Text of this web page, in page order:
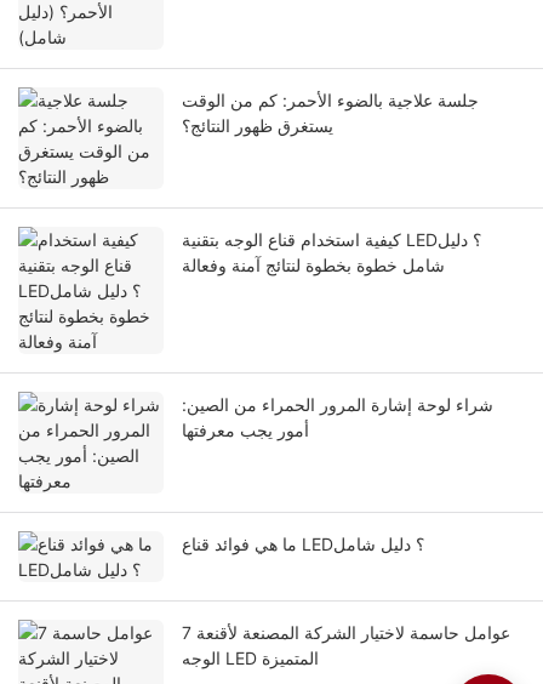
جلسة علاجية بالضوء الأحمر: كم من الوقت
يستغرق ظهور النتائج؟
كيفية استخدام قناع الوجه بتقنية LED؟ دليل
شامل خطوة بخطوة لنتائج آمنة وفعالة
شراء لوحة إشارة المرور الحمراء من الصين:
أمور يجب معرفتها
ما هي فوائد قناع LED؟ دليل شامل
7 عوامل حاسمة لاختيار الشركة المصنعة لأقنعة
الوجه LED المتميزة